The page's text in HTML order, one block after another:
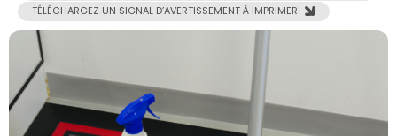
TÉLÉCHARGEZ UN SIGNAL D’AVERTISSEMENT À IMPRIMER